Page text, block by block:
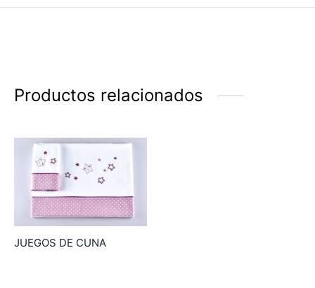
Productos relacionados
JUEGOS DE CUNA